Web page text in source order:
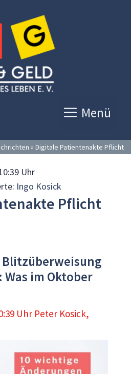
Menü
» Digitale Patientenakte Pflicht
Uhr
Ingo Kosick
Pflicht
im Oktober
Uhr Peter Kosick,